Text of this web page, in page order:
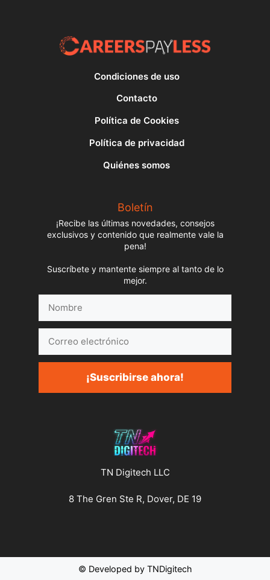
Condiciones de uso
Contacto
Política de Cookies
Política de privacidad
Quiénes somos
Boletín
¡Recibe las últimas novedades, consejos
exclusivos y contenido que realmente vale la
pena!
Suscríbete y mantente siempre al tanto de lo
mejor.
electrónico
¡Suscribirse ahora!
TN Digitech LLC
8 The Gren Ste R, Dover, DE 19